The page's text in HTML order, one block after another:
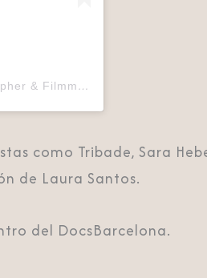
Una publicación compartida de Lorena Ros | Photographer & Filmmaker (@lorenarosofficial)
como Tribade, Sara
de Laura Santos.
del DocsBarcelona.